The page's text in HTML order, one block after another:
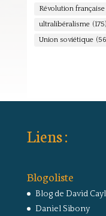
Révolution française
ultralibéralisme (175)
Union soviétique
Liens :
Blogoliste
Blog de David
Daniel Sibony